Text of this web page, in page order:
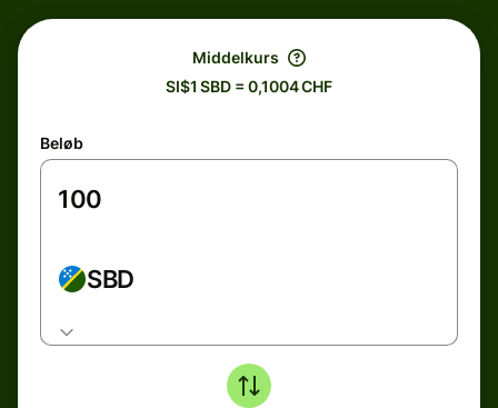
Middelkurs
SI$1 SBD = 0,1004 CHF
Beløb
SBD